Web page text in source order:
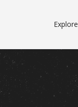
Explore